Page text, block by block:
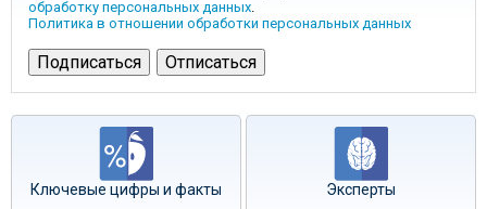
обработку персональных данных.
Политика в отношении обработки персональных данных
Ключевые цифры и факты Эксперты